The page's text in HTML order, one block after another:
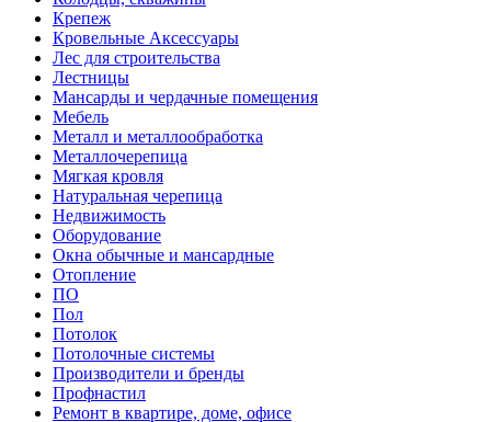
Крепеж
Кровельные Аксессуары
Лес для строительства
Лестницы
Мансарды и чердачные помещения
Мебель
Металл и металлообработка
Металлочерепица
Мягкая кровля
Натуральная черепица
Недвижимость
Оборудование
Окна обычные и мансардные
Отопление
ПО
Пол
Потолок
Потолочные системы
Производители и бренды
Профнастил
Ремонт в квартире, доме, офисе